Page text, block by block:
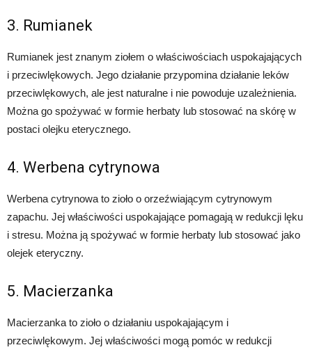
3. Rumianek
Rumianek jest znanym ziołem o właściwościach uspokajających
i przeciwlękowych. Jego działanie przypomina działanie leków
przeciwlękowych, ale jest naturalne i nie powoduje uzależnienia.
Można go spożywać w formie herbaty lub stosować na skórę w
postaci olejku eterycznego.
4. Werbena cytrynowa
Werbena cytrynowa to zioło o orzeźwiającym cytrynowym
zapachu. Jej właściwości uspokajające pomagają w redukcji lęku
i stresu. Można ją spożywać w formie herbaty lub stosować jako
olejek eteryczny.
5. Macierzanka
Macierzanka to zioło o działaniu uspokajającym i
przeciwlękowym. Jej właściwości mogą pomóc w redukcji